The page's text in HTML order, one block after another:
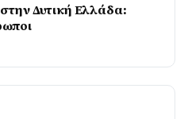
Δυτική Ελλάδα: